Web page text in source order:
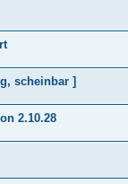
scheinbar ]
2.10.28